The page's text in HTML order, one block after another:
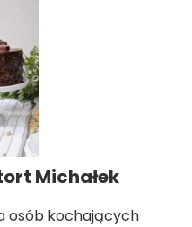
Michałek
osób kochających